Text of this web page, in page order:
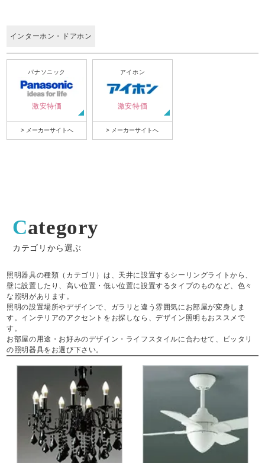
インターホン・ドアホン
パナソニック
激安特価
> メーカーサイトへ
アイホン
激安特価
> メーカーサイトへ
Category
カテゴリから選ぶ
照明器具の種類（カテゴリ）は、天井に設置するシーリングライトから、
壁に設置したり、高い位置・低い位置に設置するタイプのものなど、色々
な照明があります。
照明の設置場所やデザインで、ガラリと違う雰囲気にお部屋が変身しま
す。インテリアのアクセントをお探しなら、デザイン照明もおススメで
す。
お部屋の用途・お好みのデザイン・ライフスタイルに合わせて、ピッタリ
の照明器具をお選び下さい。